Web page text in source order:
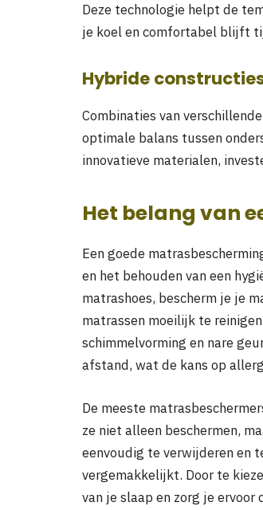
Deze technologie helpt de
je koel en comfortabel blijft
Hybride
Combinaties van
optimale balans tussen
innovatieve materialen,
Het belang van
Een goede
en het behouden van een
matrashoes, bescherm je je
matrassen moeilijk te
schimmelvorming en nare
afstand, wat de kans op
De meeste
ze niet alleen beschermen,
eenvoudig te verwijderen en
vergemakkelijkt. Door te
van je slaap en zorg je